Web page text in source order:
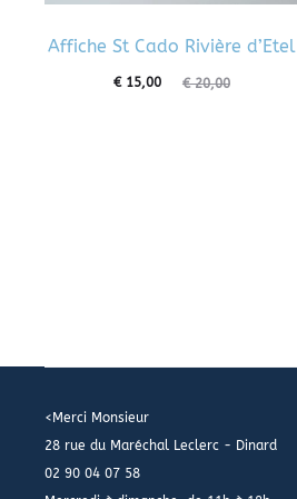
Affiche St Cado Rivière d’Etel
€20,00
€15,00
<Merci Monsieur
28 rue du Maréchal Leclerc - Dinard
02 90 04 07 58